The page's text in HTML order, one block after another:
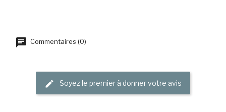
Commentaires (0)
Soyez le premier à donner votre avis